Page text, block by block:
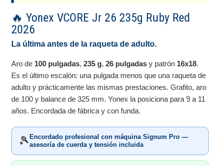
🔥 Yonex VCORE Jr 26 235g Ruby Red
2026
La última antes de la raqueta de adulto.
Aro de 100 pulgadas,235 g,26 pulgadas y patrón 16x18.
Es el último escalón: una pulgada menos que una raqueta de
adulto y prácticamente las mismas prestaciones. Grafito, aro
de 100 y balance de 325 mm. Yonex la posiciona para 9 a 11
años. Encordada de fábrica y con funda.
🎾Encordado profesional con máquina Signum Pro —
asesoría de cuerda y tensión incluida